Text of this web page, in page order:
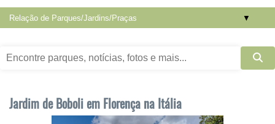
▼
Jardim de Boboli em Florença na Itália